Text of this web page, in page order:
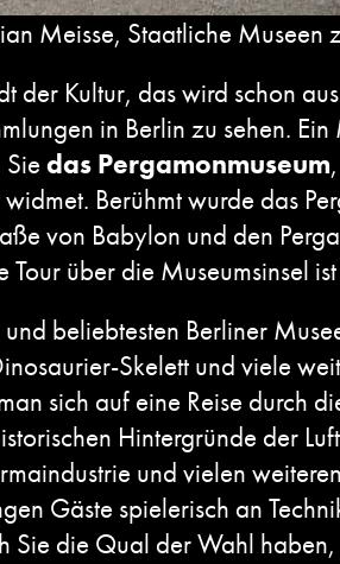
Meisse, Staatliche Museen
der Kultur, das wird schon
in Berlin zu sehen.
das Pergamonmuseum
widmet. Berühmt wurde das
von Babylon und den
Tour über die Museumsinsel
und beliebtesten Berliner
Skelett und viele
sich auf eine Reise durch
Hintergründe der
und vielen
Gäste spielerisch an
Sie die Qual der Wahl